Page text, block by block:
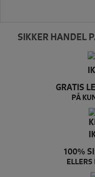
SIKKER HANDEL
GRATIS
PÅ
100%
ELLERS